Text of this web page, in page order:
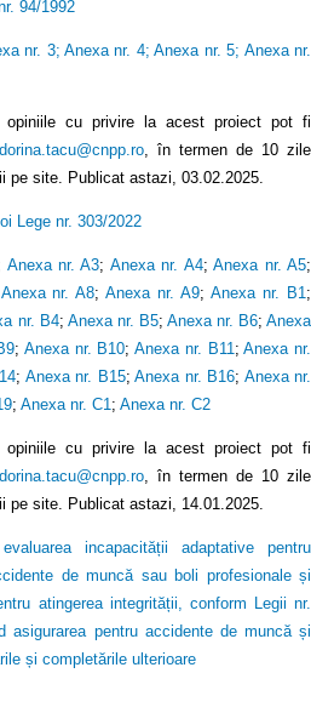
94/1992
nr. 3;Anexa nr. 4; Anexa nr. 5; Anexa nr.
cu privire la acest proiect pot fi
dorina.tacu@cnpp.ro , în termen de 10 zile
pe site. Publicat astazi, 03.02.2025.
Lege nr. 303/2022
Anexa nr. A3; Anexa nr. A4;Anexa nr. A5;
Anexa nr. A8;Anexa nr. A9;Anexa nr. B1 ;
nr. B4; Anexa nr. B5; Anexa nr. B6;Anexa
; Anexa nr. B10;Anexa nr. B11 ;Anexa nr.
; Anexa nr. B15; Anexa nr. B16; Anexa nr.
; Anexa nr. C1 ; Anexa nr. C2
cu privire la acest proiect pot fi
dorina.tacu@cnpp.ro , în termen de 10 zile
pe site. Publicat astazi, 14.01.2025.
incapacității adaptative pentru
de muncă sau boli profesionale și
atingerea integrității, conform Legii nr.
asigurarea pentru accidente de muncă și
și completările ulterioare